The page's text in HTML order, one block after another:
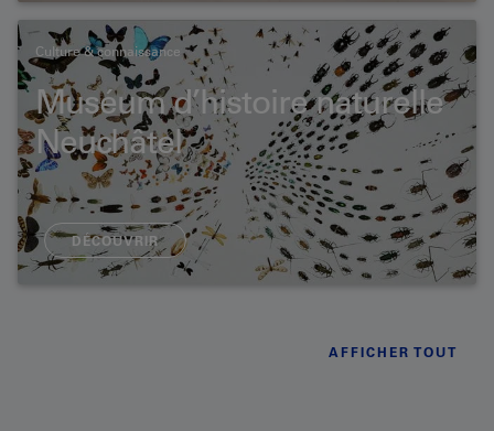
Culture & connaissance
Muséum d’histoire naturelle
Neuchâtel
DÉCOUVRIR
AFFICHER TOUT